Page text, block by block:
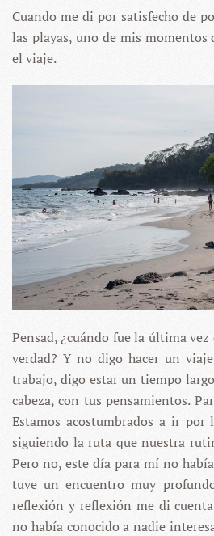
Cuando me di por satisfecho de
las playas, uno de mis momentos
el viaje.
Pensad, ¿cuándo fue la última
verdad? Y no digo hacer un
trabajo, digo estar un tiempo
cabeza, con tus pensamientos.
Estamos acostumbrados a ir por
siguiendo la ruta que nuestra
Pero no, este día para mí no
tuve un encuentro muy
reflexión y reflexión me di
no había conocido a nadie